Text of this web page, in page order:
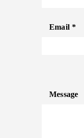
Email *
Message